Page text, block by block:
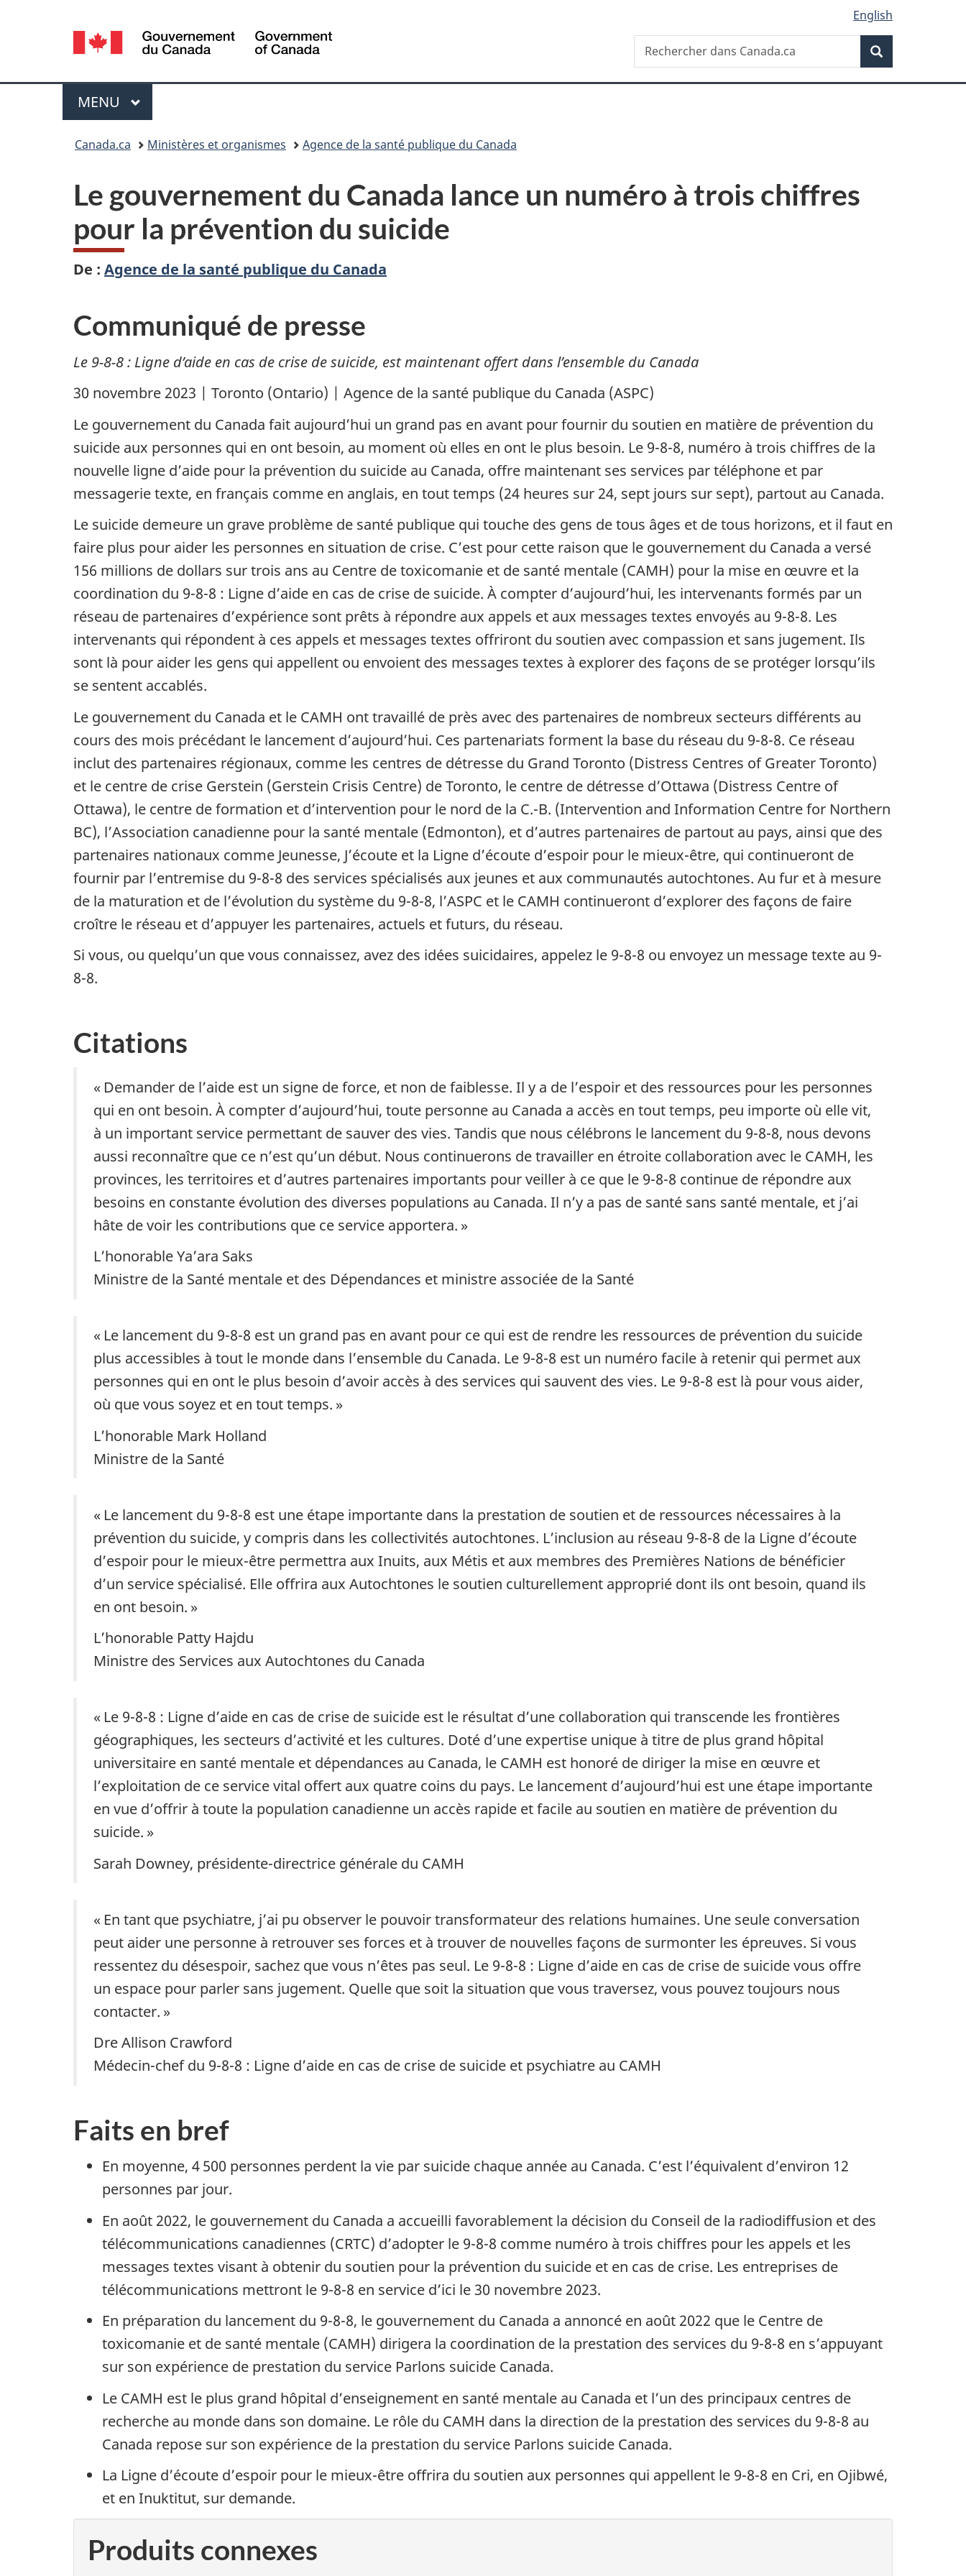
sujet
HTML
Sélection
de
la
langue
English
Canada
Recherche
Rechercher
dans
Menu
MENU PRINCIPAL
Canada.ca Ministères et organismes Agence de la santé publique du Canada
Le gouvernement du Canada lance un numéro à trois chiffres
pour la prévention du suicide
De : Agence de la santé publique du Canada
Communiqué de presse
Le 9-8-8 : Ligne d’aide en cas de crise de suicide, est maintenant offert dans l’ensemble du Canada
30 novembre 2023 | Toronto (Ontario) | Agence de la santé publique du Canada (ASPC)
Le gouvernement du Canada fait aujourd’hui un grand pas en avant pour fournir du soutien en matière de prévention du
suicide aux personnes qui en ont besoin, au moment où elles en ont le plus besoin. Le 9-8-8, numéro à trois chiffres de la
nouvelle ligne d’aide pour la prévention du suicide au Canada, offre maintenant ses services par téléphone et par
messagerie texte, en français comme en anglais, en tout temps (24 heures sur 24, sept jours sur sept), partout au Canada.
Le suicide demeure un grave problème de santé publique qui touche des gens de tous âges et de tous horizons, et il faut en
faire plus pour aider les personnes en situation de crise. C’est pour cette raison que le gouvernement du Canada a versé
156 millions de dollars sur trois ans au Centre de toxicomanie et de santé mentale (CAMH) pour la mise en œuvre et la
coordination du 9-8-8 : Ligne d’aide en cas de crise de suicide. À compter d’aujourd’hui, les intervenants formés par un
réseau de partenaires d’expérience sont prêts à répondre aux appels et aux messages textes envoyés au 9-8-8. Les
intervenants qui répondent à ces appels et messages textes offriront du soutien avec compassion et sans jugement. Ils
sont là pour aider les gens qui appellent ou envoient des messages textes à explorer des façons de se protéger lorsqu’ils
se sentent accablés.
Le gouvernement du Canada et le CAMH ont travaillé de près avec des partenaires de nombreux secteurs différents au
cours des mois précédant le lancement d’aujourd’hui. Ces partenariats forment la base du réseau du 9-8-8. Ce réseau
inclut des partenaires régionaux, comme les centres de détresse du Grand Toronto (Distress Centres of Greater Toronto)
et le centre de crise Gerstein (Gerstein Crisis Centre) de Toronto, le centre de détresse d’Ottawa (Distress Centre of
Ottawa), le centre de formation et d’intervention pour le nord de la C.-B. (Intervention and Information Centre for Northern
BC), l’Association canadienne pour la santé mentale (Edmonton), et d’autres partenaires de partout au pays, ainsi que des
partenaires nationaux comme Jeunesse, J’écoute et la Ligne d’écoute d’espoir pour le mieux-être, qui continueront de
fournir par l’entremise du 9-8-8 des services spécialisés aux jeunes et aux communautés autochtones. Au fur et à mesure
de la maturation et de l’évolution du système du 9-8-8, l’ASPC et le CAMH continueront d’explorer des façons de faire
croître le réseau et d’appuyer les partenaires, actuels et futurs, du réseau.
Si vous, ou quelqu’un que vous connaissez, avez des idées suicidaires, appelez le 9-8-8 ou envoyez un message texte au 9-
8-8.
Citations
« Demander de l’aide est un signe de force, et non de faiblesse. Il y a de l’espoir et des ressources pour les personnes
qui en ont besoin. À compter d’aujourd’hui, toute personne au Canada a accès en tout temps, peu importe où elle vit,
à un important service permettant de sauver des vies. Tandis que nous célébrons le lancement du 9-8-8, nous devons
aussi reconnaître que ce n’est qu’un début. Nous continuerons de travailler en étroite collaboration avec le CAMH, les
provinces, les territoires et d’autres partenaires importants pour veiller à ce que le 9-8-8 continue de répondre aux
besoins en constante évolution des diverses populations au Canada. Il n’y a pas de santé sans santé mentale, et j’ai
hâte de voir les contributions que ce service apportera. »
L’honorable Ya’ara Saks
Ministre de la Santé mentale et des Dépendances et ministre associée de la Santé
« Le lancement du 9-8-8 est un grand pas en avant pour ce qui est de rendre les ressources de prévention du suicide
plus accessibles à tout le monde dans l’ensemble du Canada. Le 9-8-8 est un numéro facile à retenir qui permet aux
personnes qui en ont le plus besoin d’avoir accès à des services qui sauvent des vies. Le 9-8-8 est là pour vous aider,
où que vous soyez et en tout temps. »
L’honorable Mark Holland
Ministre de la Santé
« Le lancement du 9-8-8 est une étape importante dans la prestation de soutien et de ressources nécessaires à la
prévention du suicide, y compris dans les collectivités autochtones. L’inclusion au réseau 9-8-8 de la Ligne d’écoute
d’espoir pour le mieux-être permettra aux Inuits, aux Métis et aux membres des Premières Nations de bénéficier
d’un service spécialisé. Elle offrira aux Autochtones le soutien culturellement approprié dont ils ont besoin, quand ils
en ont besoin. »
L’honorable Patty Hajdu
Ministre des Services aux Autochtones du Canada
« Le 9-8-8 : Ligne d’aide en cas de crise de suicide est le résultat d’une collaboration qui transcende les frontières
géographiques, les secteurs d’activité et les cultures. Doté d’une expertise unique à titre de plus grand hôpital
universitaire en santé mentale et dépendances au Canada, le CAMH est honoré de diriger la mise en œuvre et
l’exploitation de ce service vital offert aux quatre coins du pays. Le lancement d’aujourd’hui est une étape importante
en vue d’offrir à toute la population canadienne un accès rapide et facile au soutien en matière de prévention du
suicide. »
Sarah Downey, présidente-directrice générale du CAMH
« En tant que psychiatre, j’ai pu observer le pouvoir transformateur des relations humaines. Une seule conversation
peut aider une personne à retrouver ses forces et à trouver de nouvelles façons de surmonter les épreuves. Si vous
ressentez du désespoir, sachez que vous n’êtes pas seul. Le 9-8-8 : Ligne d’aide en cas de crise de suicide vous offre
un espace pour parler sans jugement. Quelle que soit la situation que vous traversez, vous pouvez toujours nous
contacter. »
Dre Allison Crawford
Médecin-chef du 9-8-8 : Ligne d’aide en cas de crise de suicide et psychiatre au CAMH
Faits en bref
En moyenne, 4 500 personnes perdent la vie par suicide chaque année au Canada. C’est l’équivalent d’environ 12
personnes par jour.
En août 2022, le gouvernement du Canada a accueilli favorablement la décision du Conseil de la radiodiffusion et des
télécommunications canadiennes (CRTC) d’adopter le 9-8-8 comme numéro à trois chiffres pour les appels et les
messages textes visant à obtenir du soutien pour la prévention du suicide et en cas de crise. Les entreprises de
télécommunications mettront le 9-8-8 en service d’ici le 30 novembre 2023.
En préparation du lancement du 9-8-8, le gouvernement du Canada a annoncé en août 2022 que le Centre de
toxicomanie et de santé mentale (CAMH) dirigera la coordination de la prestation des services du 9-8-8 en s’appuyant
sur son expérience de prestation du service Parlons suicide Canada.
Le CAMH est le plus grand hôpital d’enseignement en santé mentale au Canada et l’un des principaux centres de
recherche au monde dans son domaine. Le rôle du CAMH dans la direction de la prestation des services du 9-8-8 au
Canada repose sur son expérience de la prestation du service Parlons suicide Canada.
La Ligne d’écoute d’espoir pour le mieux-être offrira du soutien aux personnes qui appellent le 9-8-8 en Cri, en Ojibwé,
et en Inuktitut, sur demande.
Produits connexes